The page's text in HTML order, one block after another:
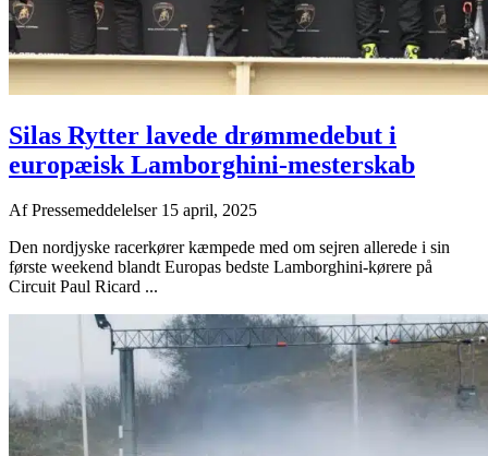
Silas Rytter lavede drømmedebut i
europæisk Lamborghini-mesterskab
AfPressemeddelelser 15 april, 2025
Den nordjyske racerkører kæmpede med om sejren allerede i sin
første weekend blandt Europas bedste Lamborghini-kørere på
Circuit Paul Ricard ...